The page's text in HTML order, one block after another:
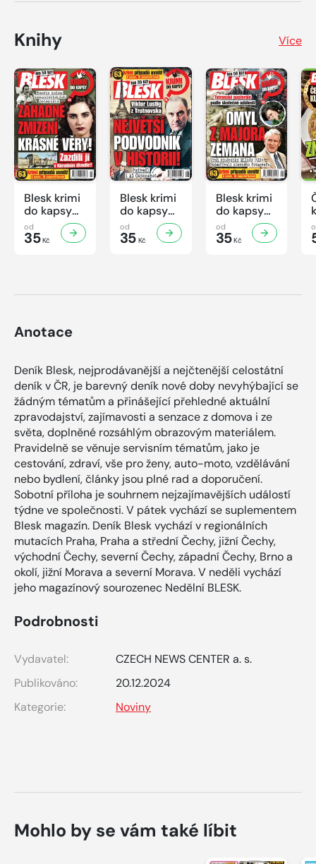
Knihy Více
Blesk krimi
do kapsy
č.7/2026
od
35Kč
Blesk krimi
do kapsy
č.6/2026
od
35Kč
Blesk krimi
do kapsy
č.5/2026
od
35Kč
Anotace
Deník Blesk, nejprodávanější a nejčtenější celostátní
deník v ČR, je barevný deník nové doby nevyhýbající se
žádným tématům a přinášející přehledné aktuální
zpravodajství, zajímavosti a senzace z domova i ze
světa, doplněné rozsáhlým obrazovým materiálem.
Pravidelně se věnuje servisním tématům, jako je
cestování, zdraví, vše pro ženy, auto-moto, vzdělávání
nebo bydlení, články jsou plné rad a doporučení.
Sobotní příloha je souhrnem nejzajímavějších událostí
týdne ve společnosti. V pátek vychází se suplementem
Blesk magazín. Deník Blesk vychází v regionálních
mutacích Praha, Praha a střední Čechy, jižní Čechy,
východní Čechy, severní Čechy, západní Čechy, Brno a
okolí, jižní Morava a severní Morava. V neděli vychází
jeho magazínový sourozenec Nedělní BLESK.
Podrobnosti
Vydavatel:
CZECH NEWS CENTER a. s.
Publikováno:
20.12.2024
Kategorie:
Noviny
Mohlo by se vám také líbit